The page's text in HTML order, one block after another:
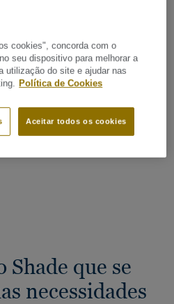
(da criação até ao fim)
kg CO /m2
DO MEU PROJETO
Shade que se
necessidades
cookies", concorda com o
seu dispositivo para melhorar a
utilização do site e ajudar nas
Política de Cookies
Aceitar todos os cookies